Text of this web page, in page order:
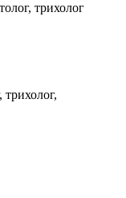
трихолог
трихолог,